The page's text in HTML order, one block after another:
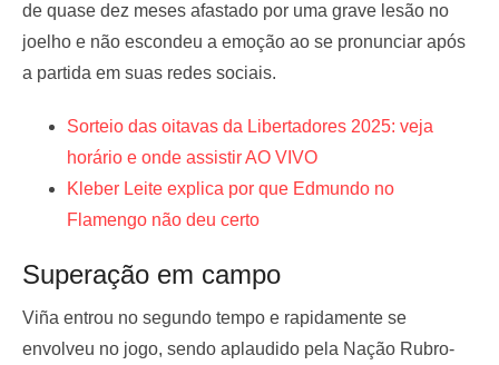
de quase dez meses afastado por uma grave lesão no
joelho e não escondeu a emoção ao se pronunciar após
a partida em suas redes sociais.
Sorteio das oitavas da Libertadores 2025: veja
horário e onde assistir AO VIVO
Kleber Leite explica por que Edmundo no
Flamengo não deu certo
Superação em campo
Viña entrou no segundo tempo e rapidamente se
envolveu no jogo, sendo aplaudido pela Nação Rubro-